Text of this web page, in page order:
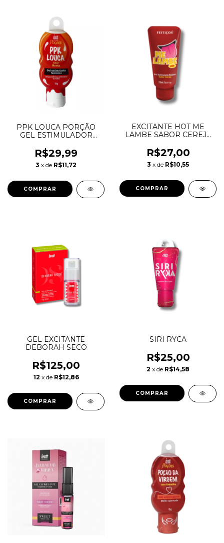
PPK LOUCA PORÇÃO
GEL ESTIMULADOR
R$29,99
3 x de R$11,72
EXCITANTE HOT ME
LAMBE SABOR CEREJA
R$27,00
3 x de R$10,55
GEL EXCITANTE
DEBORAH SECO
R$125,00
12 x de R$12,86
SIRI RYCA
R$25,00
2 x de R$14,58